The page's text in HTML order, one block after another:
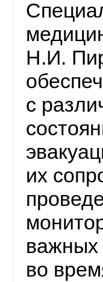
Н.И.
с
их
важных
во